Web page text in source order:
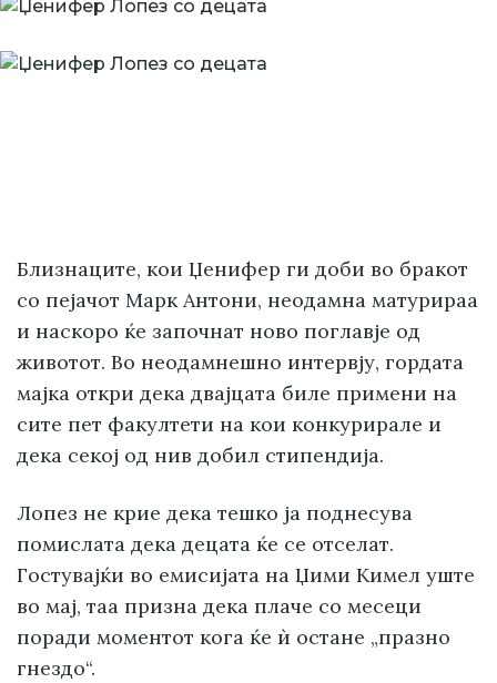
Близнаците, кои Џенифер ги доби во бракот
со пејачот Марк Антони, неодамна матурираа
и наскоро ќе започнат ново поглавје од
животот. Во неодамнешно интервју, гордата
мајка откри дека двајцата биле примени на
сите пет факултети на кои конкурирале и
дека секој од нив добил стипендија.
Лопез не крие дека тешко ја поднесува
помислата дека децата ќе се отселат.
Гостувајќи во емисијата на Џими Кимел уште
во мај, таа призна дека плаче со месеци
поради моментот кога ќе ѝ остане „празно
гнездо“.